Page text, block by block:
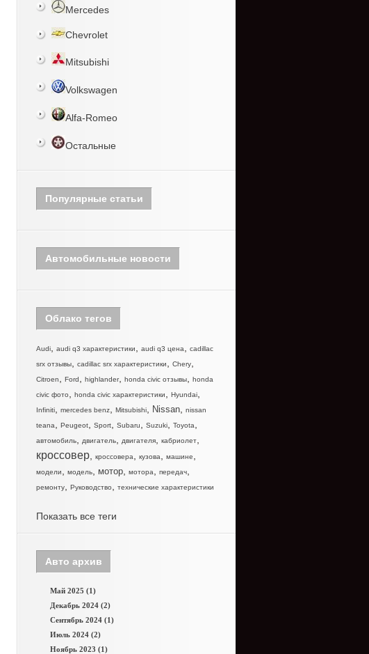
Mercedes
Chevrolet
Mitsubishi
Volkswagen
Alfa-Romeo
Остальные
Популярные статьи
Автомобильные новости
Облако тегов
Audi audi q3 характеристики audi q3 цена
cadillac
srx отзывы
cadillac srx характеристики Chery
Citroen Ford highlander, honda civic отзывы
honda
civic фото
honda civic характеристики Hyundai
Infiniti mercedes benz Mitsubishi Nissan
nissan
teana
Peugeot Sport Subaru Suzuki Toyota
автомобиль двигатель двигателя кабриолет
кроссовер кроссовера кузова машине
модели модель мотор мотора передач
ремонту Руководство технические характеристики
Показать все теги
Авто архив
Май 2025 (1)
Декабрь 2024 (2)
Сентябрь 2024 (1)
Июль 2024 (2)
Ноябрь 2023 (1)